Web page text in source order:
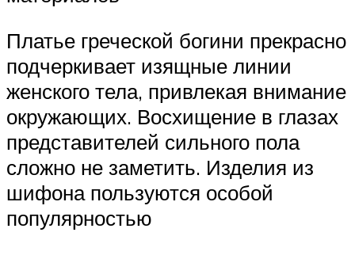
Платье греческой богини прекрасно
подчеркивает изящные линии
женского тела, привлекая внимание
окружающих. Восхищение в глазах
представителей сильного пола
сложно не заметить. Изделия из
шифона пользуются особой
популярностью